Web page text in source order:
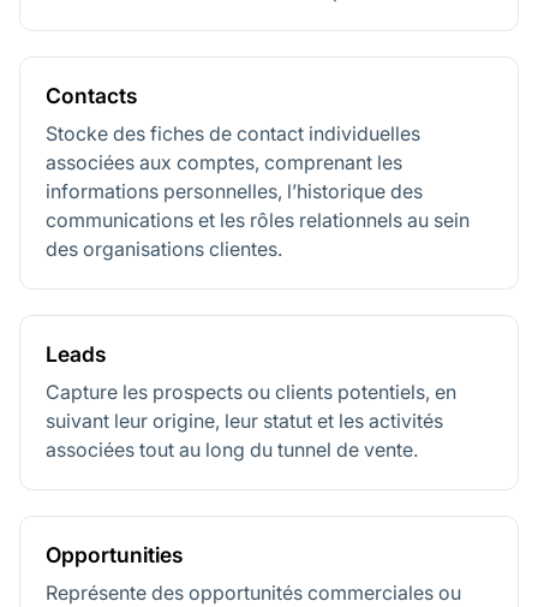
Contacts
Stocke des fiches de contact individuelles
associées aux comptes, comprenant les
informations personnelles, l’historique des
communications et les rôles relationnels au sein
des organisations clientes.
Leads
Capture les prospects ou clients potentiels, en
suivant leur origine, leur statut et les activités
associées tout au long du tunnel de vente.
Opportunities
Représente des opportunités commerciales ou